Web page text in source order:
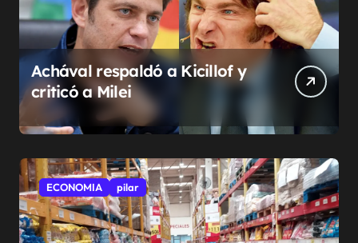
Achával respaldó a Kicillof y
criticó a Milei
ECONOMIA pilar